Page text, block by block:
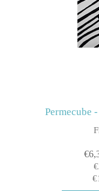
Permecube